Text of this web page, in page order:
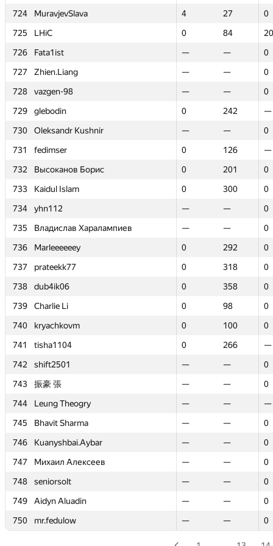
724
MuravjevSlava 4 27
0
725
LHiC 0 84
20
726
Fata1ist — —
0
727
Zhien.Liang — —
0
728
vazgen-98 — —
0
729
glebodin 0 242
—
730
Oleksandr Kushnir — —
0
731
fedimser 0 126
—
732
Высоканов Борис 0 201
0
733
Kaidul Islam 0 300
0
734
yhn112 — —
0
735
Владислав Харалампиев — —
0
736
Marleeeeeey 0 292
0
737
prateekk77 0 318
0
738
dub4ik06 0 358
0
739
Charlie Li 0 98
0
740
kryachkovm 0 100
0
741
tisha1104 0 266
—
742
shift2501 — —
0
743
振豪 張 — —
0
744
Leung Theogry — —
—
745
Bhavit Sharma — —
0
746
Kuanyshbai.Aybar — —
0
747
Михаил Алексеев — —
0
748
seniorsolt — —
0
749
Aidyn Aluadin — —
0
750
mr.fedulow — — 0
724
MuravjevSlava 4 27
0
725
LHiC 0 84
20
726
Fata1ist — —
0
727
Zhien.Liang — —
0
728
vazgen-98 — —
0
729
glebodin 0 242
—
730
Oleksandr Kushnir — —
0
731
fedimser 0 126
—
732
Высоканов Борис 0 201
0
733
Kaidul Islam 0 300
0
734
yhn112 — —
0
735
Владислав Харалампиев — —
0
736
Marleeeeeey 0 292
0
737
prateekk77 0 318
0
738
dub4ik06 0 358
0
739
Charlie Li 0 98
0
740
kryachkovm 0 100
0
741
tisha1104 0 266
—
742
shift2501 — —
0
743
振豪 張 — —
0
744
Leung Theogry — —
—
745
Bhavit Sharma — —
0
746
Kuanyshbai.Aybar — —
0
747
Михаил Алексеев — —
0
748
seniorsolt — —
0
749
Aidyn Aluadin — —
0
750
mr.fedulow — — 0